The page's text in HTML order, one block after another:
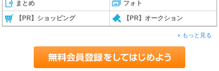
まとめ フォト
【PR】ショッピング 【PR】オークション
もっと見る